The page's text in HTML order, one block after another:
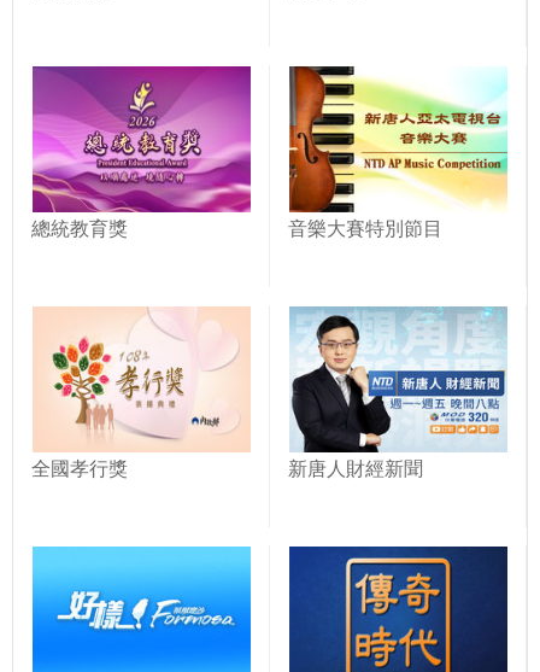
總統教育獎 音樂大賽特別節目
全國孝行獎 新唐人財經新聞